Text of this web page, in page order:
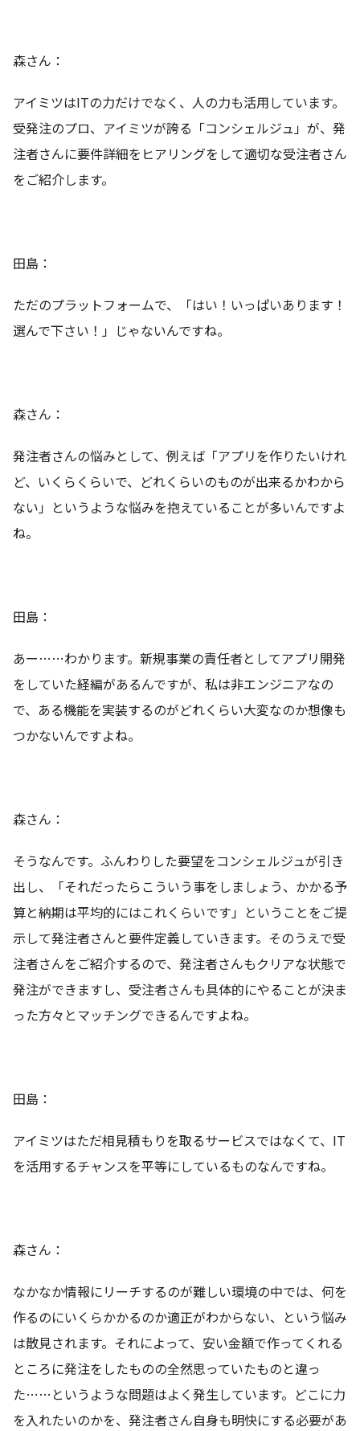
森さん：
アイミツはITの力だけでなく、人の力も活用しています。
受発注のプロ、アイミツが誇る「コンシェルジュ」が、発
注者さんに要件詳細をヒアリングをして適切な受注者さん
をご紹介します。
田島：
ただのプラットフォームで、「はい！いっぱいあります！
選んで下さい！」じゃないんですね。
森さん：
発注者さんの悩みとして、例えば「アプリを作りたいけれ
ど、いくらくらいで、どれくらいのものが出来るかわから
ない」というような悩みを抱えていることが多いんですよ
ね。
田島：
あー……わかります。新規事業の責任者としてアプリ開発
をしていた経編があるんですが、私は非エンジニアなの
で、ある機能を実装するのがどれくらい大変なのか想像も
つかないんですよね。
森さん：
そうなんです。ふんわりした要望をコンシェルジュが引き
出し、「それだったらこういう事をしましょう、かかる予
算と納期は平均的にはこれくらいです」ということをご提
示して発注者さんと要件定義していきます。そのうえで受
注者さんをご紹介するので、発注者さんもクリアな状態で
発注ができますし、受注者さんも具体的にやることが決ま
った方々とマッチングできるんですよね。
田島：
アイミツはただ相見積もりを取るサービスではなくて、IT
を活用するチャンスを平等にしているものなんですね。
森さん：
なかなか情報にリーチするのが難しい環境の中では、何を
作るのにいくらかかるのか適正がわからない、という悩み
は散見されます。それによって、安い金額で作ってくれる
ところに発注をしたものの全然思っていたものと違っ
た……というような問題はよく発生しています。どこに力
を入れたいのかを、発注者さん自身も明快にする必要があ